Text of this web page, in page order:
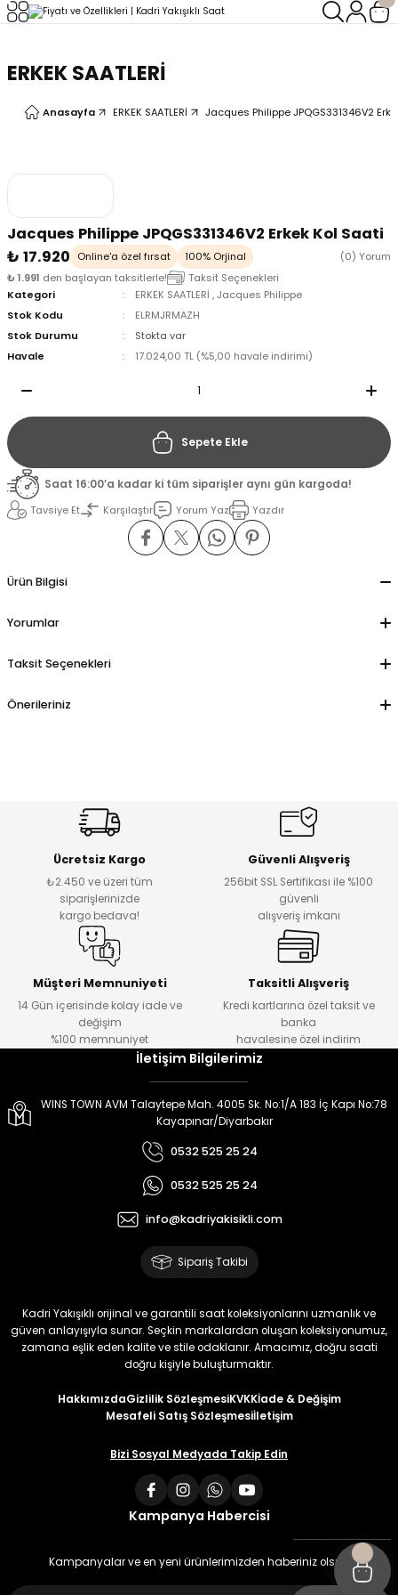
ERKEK SAATLERİ
Anasayfa ERKEK SAATLERİ Jacques Philippe JPQGS331346V2
Jacques Philippe JPQGS331346V2 Erkek Kol Saati
₺ 17.920
Online'a özel fırsat 100% Orjinal
(0) Yorum
₺ 1.991 den başlayan taksitlerle!
Taksit Seçenekleri
Kategori
ERKEK SAATLERİ ,Jacques Philippe
Stok Kodu
ELRMJRMAZH
Stok Durumu
Stokta var
Havale
17.024,00 TL (%5,00 havale indirimi)
Sepete Ekle
Saat 16:00’a kadar ki tüm siparişler aynı gün kargoda!
Tavsiye Et
Karşılaştır Yorum Yaz Yazdır
Ürün Bilgisi
Yorumlar
Taksit Seçenekleri
Önerileriniz
Ücretsiz Kargo
₺2.450 ve üzeri tüm
siparişlerinizde
kargo bedava!
Güvenli Alışveriş
256bit SSL Sertifikası ile %100
güvenli
alışveriş imkanı
Müşteri Memnuniyeti
14 Gün içerisinde kolay iade ve
değişim
%100 memnuniyet
Taksitli Alışveriş
Kredi kartlarına özel taksit ve
banka
havalesine özel indirim
İletişim Bilgilerimiz
WINS TOWN AVM Talaytepe Mah. 4005 Sk. No:1/A 183 İç Kapı No:78
Kayapınar/Diyarbakır
0532 525 25 24
0532 525 25 24
info@kadriyakisikli.com
Sipariş Takibi
Kadri Yakışıklı orijinal ve garantili saat koleksiyonlarını uzmanlık ve
güven anlayışıyla sunar. Seçkin markalardan oluşan koleksiyonumuz,
zamana eşlik eden kalite ve stile odaklanır. Amacımız, doğru saati
doğru kişiyle buluşturmaktır.
HakkımızdaGizlilik SözleşmesiKVKKİade & Değişim
Mesafeli Satış Sözleşmesiİletişim
Bizi Sosyal Medyada Takip Edin
Kampanya Habercisi
Kampanyalar ve en yeni ürünlerimizden haberiniz olsun
Geri Dön
Geri Dön